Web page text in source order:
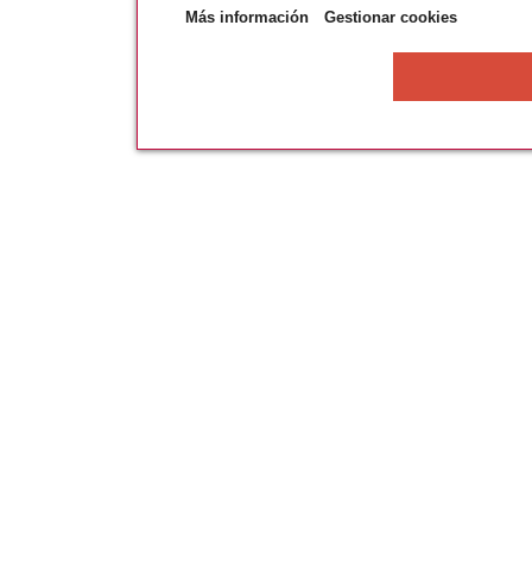
Más información Gestionar cookies